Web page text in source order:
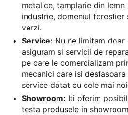
metalice, tamplarie din
industrie, domeniul
verzi.
Service: Nu ne limitam doar
asiguram si servicii de
pe care le comercializam
mecanici care isi
service dotat cu cele mai
Showroom: Iti oferim
testa produsele in